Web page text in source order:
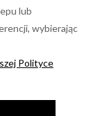
lub
wybierając
Polityce